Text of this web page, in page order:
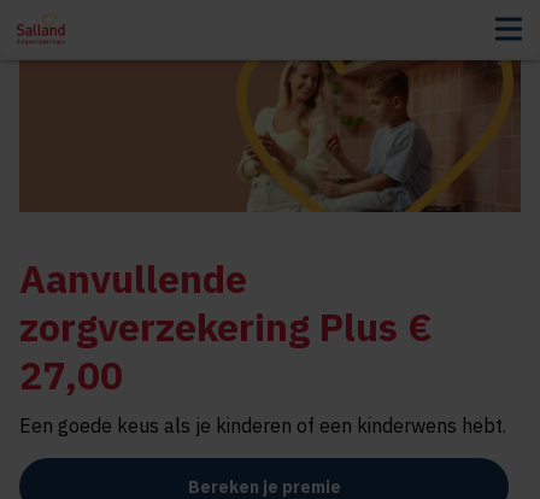
Aanvullende
zorgverzekering Plus €
27,00
Een goede keus als je kinderen of een kinderwens hebt.
Bereken je premie